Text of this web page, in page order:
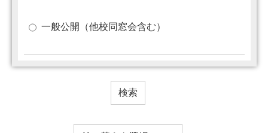
一般公開（他校同窓会含む）